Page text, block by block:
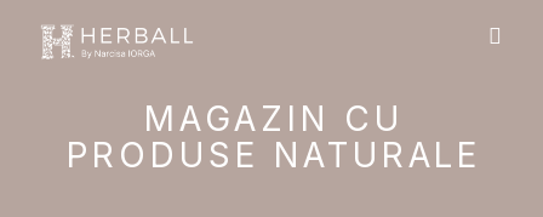
MAGAZIN CU
PRODUSE NATURALE